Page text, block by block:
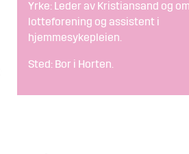
Yrke: Leder av Kristiansand og
lotteforening og assistent i
hjemmesykepleien.
Sted: Bor i Horten.